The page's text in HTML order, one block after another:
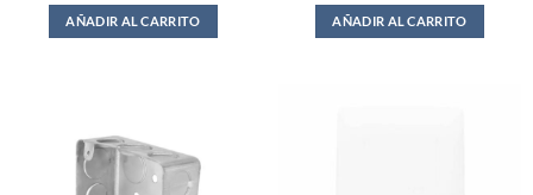
AÑADIR AL CARRITO AÑADIR AL CARRITO